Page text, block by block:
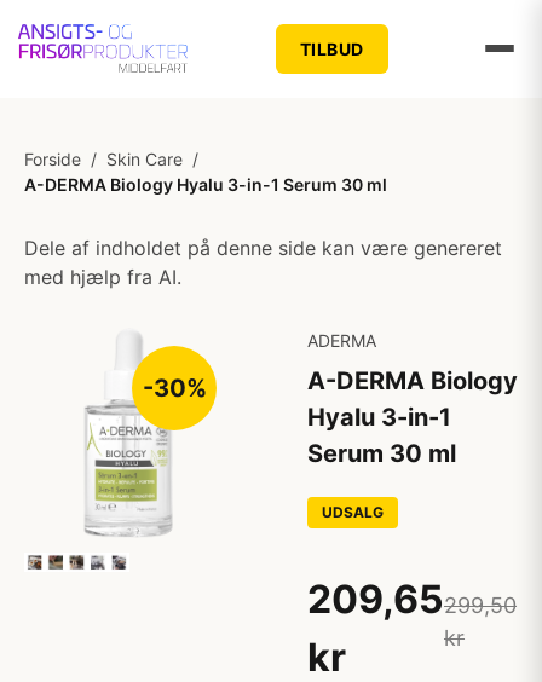
TILBUD
Forside / Skin Care /
A-DERMA Biology Hyalu 3-in-1 Serum 30 ml
Dele af indholdet på denne side kan være genereret
med hjælp fra AI.
-30%
ADERMA
A-DERMA Biology
Hyalu 3-in-1
Serum 30 ml
UDSALG
209,65
kr
299,50
kr